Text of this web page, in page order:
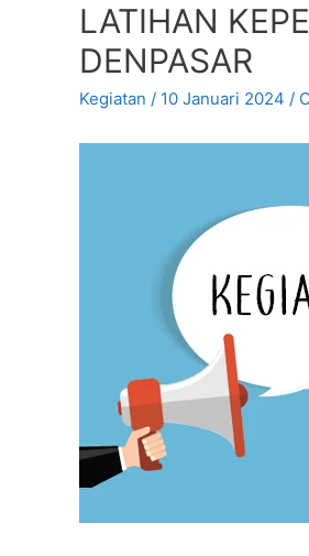
LATIHAN
DENPASAR
Kegiatan / 10 Januari 2024 /